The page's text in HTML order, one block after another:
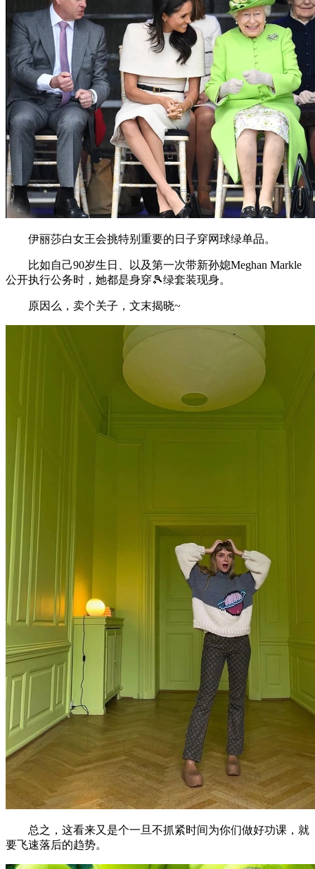
伊丽莎白女王会挑特别重要的日子穿网球绿单品。
比如自己90岁生日、以及第一次带新孙媳Meghan Markle
公开执行公务时，她都是身穿🎾绿套装现身。
原因么，卖个关子，文末揭晓~
总之，这看来又是个一旦不抓紧时间为你们做好功课，就
要飞速落后的趋势。